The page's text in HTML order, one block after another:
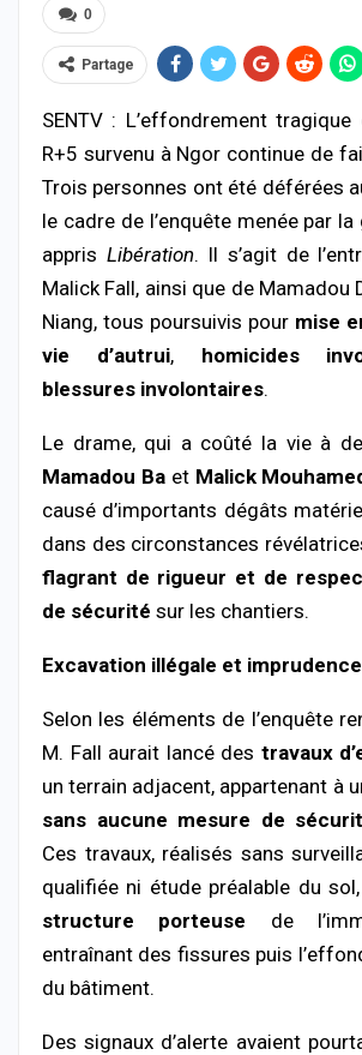
0
Partage
SENTV : L’effondrementtragique
R+5 survenu à Ngor continue de
Trois personnes ont été déférées
le cadre de l’enquête menée par la
appris Libération. Ils’agit de
Malick Fall, ainsi que de Mamadou
Niang, tous poursuivis pour mise
vie d’autrui, homicides
blessures involontaires.
Le drame, qui a coûté la vie à
Mamadou Ba et Malick
causé d’importants dégâts
dans des circonstances
flagrant de rigueur et de
de sécurité sur les chantiers.
Excavation illégale et
Selon les éléments de l’enquête
M. Fall aurait lancé des travaux
unterrain adjacent, appartenant à
sans aucune mesure de
Ces travaux, réalisés sans
qualifiée ni étude préalable du sol,
structure porteuse de
entraînant des fissures puis
du bâtiment.
Dessignaux d’alerte avaient